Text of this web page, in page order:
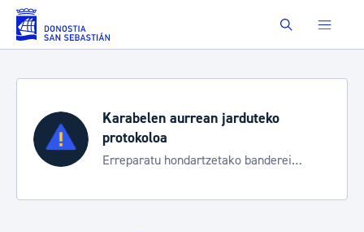
Eduki nagusira joan Buscar
Karabelen aurrean jarduteko
protokoloa
Erreparatu hondartzetako banderei